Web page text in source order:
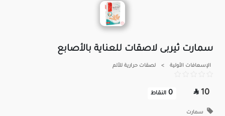
سمارت ثيربى لاصقات للعناية بالأصابع
الإسعافات الأولية > لصقات حرارية للألم
10

0 النقاط
سمارت